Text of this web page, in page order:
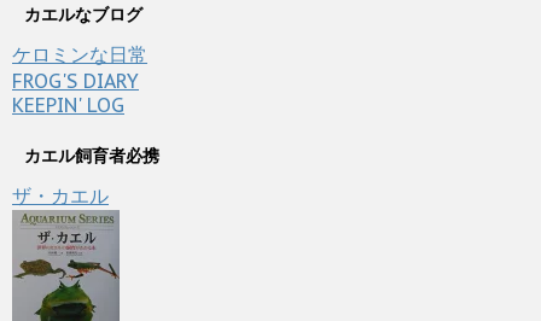
カエルなブログ
ケロミンな日常
FROG'S DIARY
KEEPIN' LOG
カエル飼育者必携
ザ・カエル